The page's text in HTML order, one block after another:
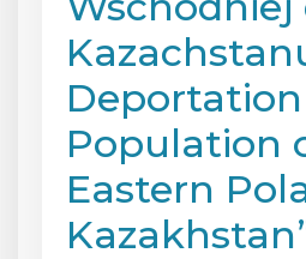
Population
Eastern